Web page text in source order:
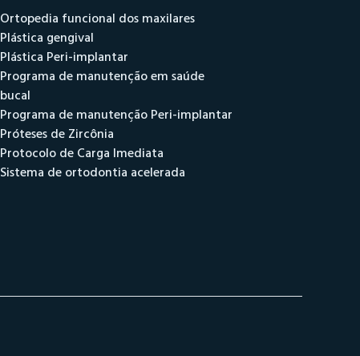
Ortopedia funcional dos maxilares
Plástica gengival
Plástica Peri-implantar
Programa de manutenção em saúde
bucal
Programa de manutenção Peri-implantar
Próteses de Zircônia
Protocolo de Carga Imediata
Sistema de ortodontia acelerada